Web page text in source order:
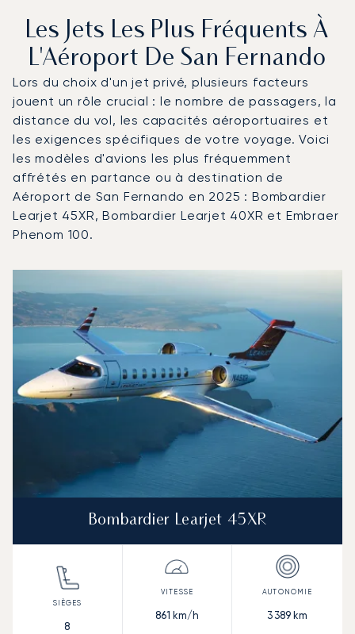
Les Jets Les Plus Fréquents À
L'Aéroport De San Fernando
Lors du choix d'un jet privé, plusieurs facteurs
jouent un rôle crucial : le nombre de passagers, la
distance du vol, les capacités aéroportuaires et
les exigences spécifiques de votre voyage. Voici
les modèles d'avions les plus fréquemment
affrétés en partance ou à destination de
Aéroport de San Fernando en 2025 : Bombardier
Learjet 45XR, Bombardier Learjet 40XR et Embraer
Phenom 100.
Vitesse (km/h)
Vitesse (nœuds) Autonomie (km)
Autonomie (NM)
Bombardier Learjet 45XR
8
861 km/h 3 389 km